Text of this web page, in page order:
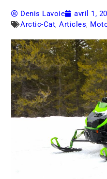
Denis Lavoie avril 1,
Arctic-Cat,Articles,